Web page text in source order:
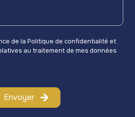
de la Politique de confidentialité et
au traitement de mes données
Envoyer